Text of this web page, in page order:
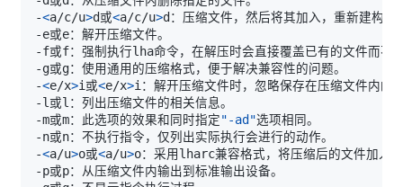
-<a/c/u>d或<a/c/u>
-<e/x>i或<e/x>
-m或m：此选项的效果和同时指定"-ad"
-<a/u>o或<a/u>